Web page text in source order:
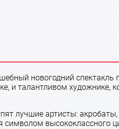
новогодний спектакль
и талантливом художнике,
лучшие артисты:
высококлассного